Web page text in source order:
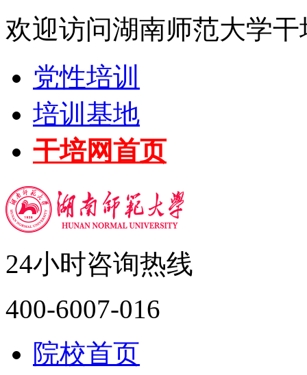
欢迎访问湖南师范大学干
党性培训
培训基地
干培网首页
24小时咨询热线
400-6007-016
院校首页